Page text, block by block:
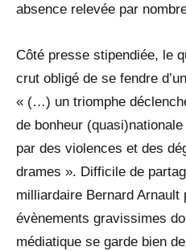
absence relevée par
Côté presse stipendiée, le
crut obligé de se fendre
« (…) un triomphe
de bonheur
par des violences et des
drames ». Difficile de
milliardaire Bernard
évènements gravissimes
médiatique se garde bien